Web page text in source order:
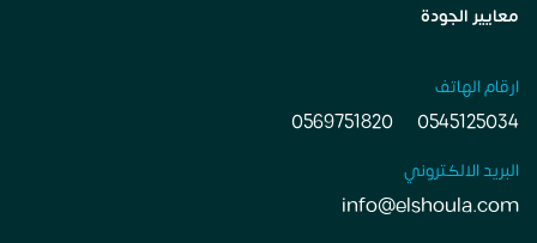
معايير الجودة
ارقام الهاتف
0545125034
0569751820
البريد الالكتروني
info@elshoula.com